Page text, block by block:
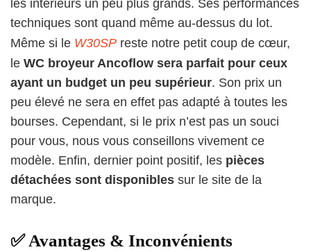
les intérieurs un peu plus grands. Ses performances
techniques sont quand même au-dessus du lot.
Même si le W30SP reste notre petit coup de cœur,
le WC broyeur Ancoflow sera parfait pour ceux
ayant un budget un peu supérieur. Son prix un
peu élevé ne sera en effet pas adapté à toutes les
bourses. Cependant, si le prix n’est pas un souci
pour vous, nous vous conseillons vivement ce
modèle. Enfin, dernier point positif, les pièces
détachées sont disponibles sur le site de la
marque.
✅ Avantages & Inconvénients​